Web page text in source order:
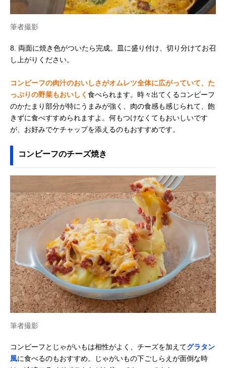
筆者撮影
8. 両面に焼き色がついたら完成。皿に盛り付け、切り分けてお召
し上がりください。
コンビーフの肉汁のおいしさがオムレツ全体に広がっていて、た
っぷりの野菜もおいしく 食べられます。時々出てくるコンビーフ
のかたまり部分が特にうまみが強く、肉の食感も感じられて、飽
きずに食べすすめられますよ。何もつけなくてもおいしいです
が、お好みでケチャップを添えるのもおすすめです。
コンビーフのチーズ焼き
筆者撮影
コンビーフとじゃがいもは相性がよく、チーズを加えてグラタン
風に食べるのもおすすめ。じゃがいもの下ごしらえが面倒な時